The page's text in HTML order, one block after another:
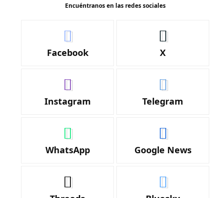
Encuéntranos en las redes sociales
Facebook X
Instagram Telegram
WhatsApp Google News